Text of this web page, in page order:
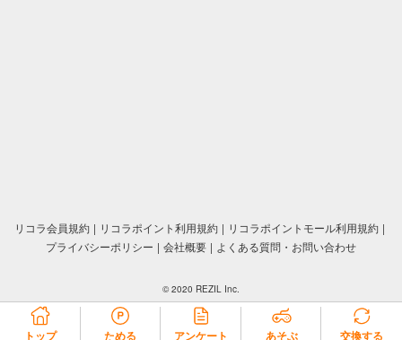
リコラ会員規約 リコラポイント利用規約
リコラポイントモール利用規約
プライバシーポリシー
会社概要 よくある質問・お問い合わせ
© 2020 REZIL Inc.
トップ ためる アンケート あそぶ 交換する